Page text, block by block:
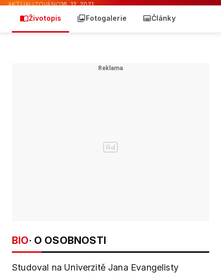
AKTUALIZOVÁNO16. 12. 2021
Životopis Fotogalerie Články
BIO· O OSOBNOSTI
Studoval na Univerzitě Jana Evangelisty